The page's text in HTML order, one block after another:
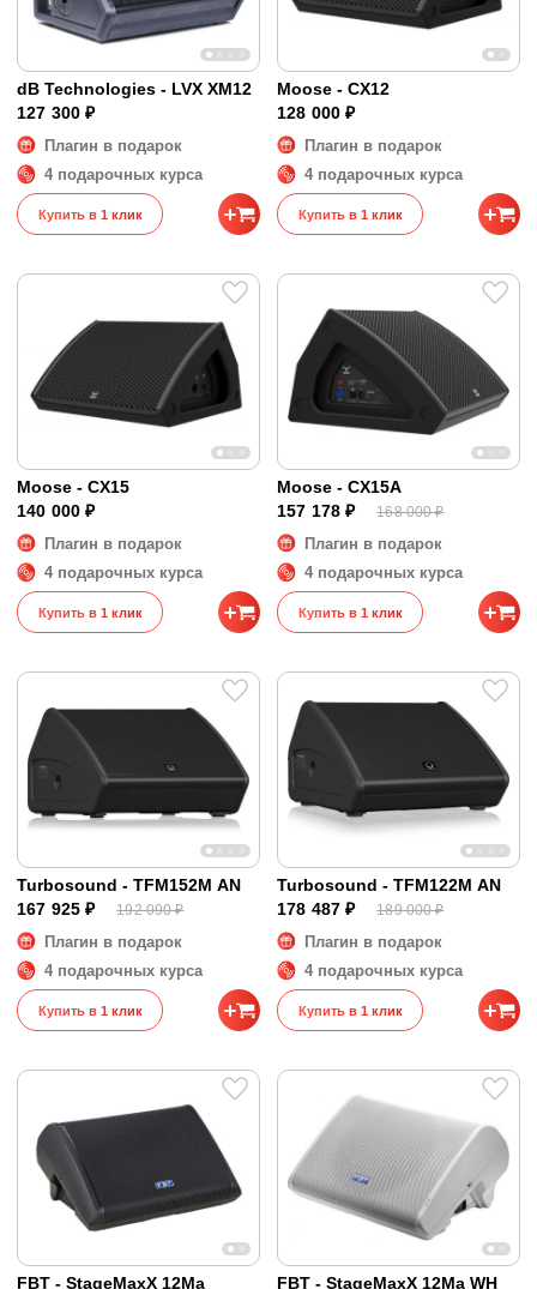
dB Technologies - LVX XM12
127 300 ₽
Плагин в подарок
4 подарочных курса
Купить в 1 клик
Moose - CX12
128 000 ₽
Плагин в подарок
4 подарочных курса
Купить в 1 клик
Moose - CX15
140 000 ₽
Плагин в подарок
4 подарочных курса
Купить в 1 клик
Moose - CX15A
157 178 ₽
168 000 ₽
Плагин в подарок
4 подарочных курса
Купить в 1 клик
Turbosound - TFM152M AN
167 925 ₽
192 090 ₽
Плагин в подарок
4 подарочных курса
Купить в 1 клик
Turbosound - TFM122M AN
178 487 ₽
189 000 ₽
Плагин в подарок
4 подарочных курса
Купить в 1 клик
FBT - StageMaxX 12Ma
FBT - StageMaxX 12Ma WH